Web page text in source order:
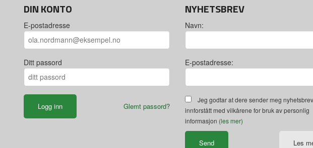
DIN KONTO
E-postadresse
Ditt passord
Glemt passord?
NYHETSBREV
Navn:
E-postadresse:
Jeg godtar at dere sender meg
innforstått med vilkårene for bruk av personlig
informasjon (les mer)
Les